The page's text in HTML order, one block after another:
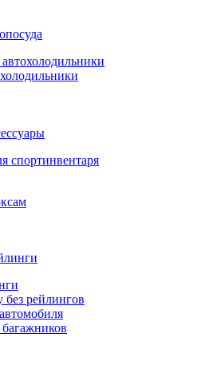
спортинвентаря
рейлингов